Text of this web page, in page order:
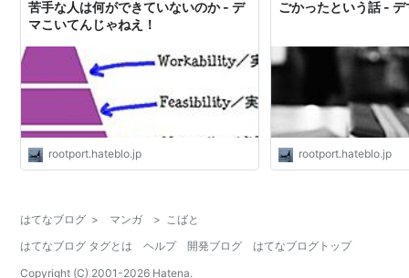
苦手な人は何ができていないのか - デ
マこいてんじゃねえ！
rootport.hateblo.jp
ごかったという話 -
rootport.hateblo.jp
はてなブログ > マンガ > こばと
はてなブログ タグとは
ヘルプ 開発ブログ
はてなブログトップ
Copyright (C) 2001-2026 Hatena.